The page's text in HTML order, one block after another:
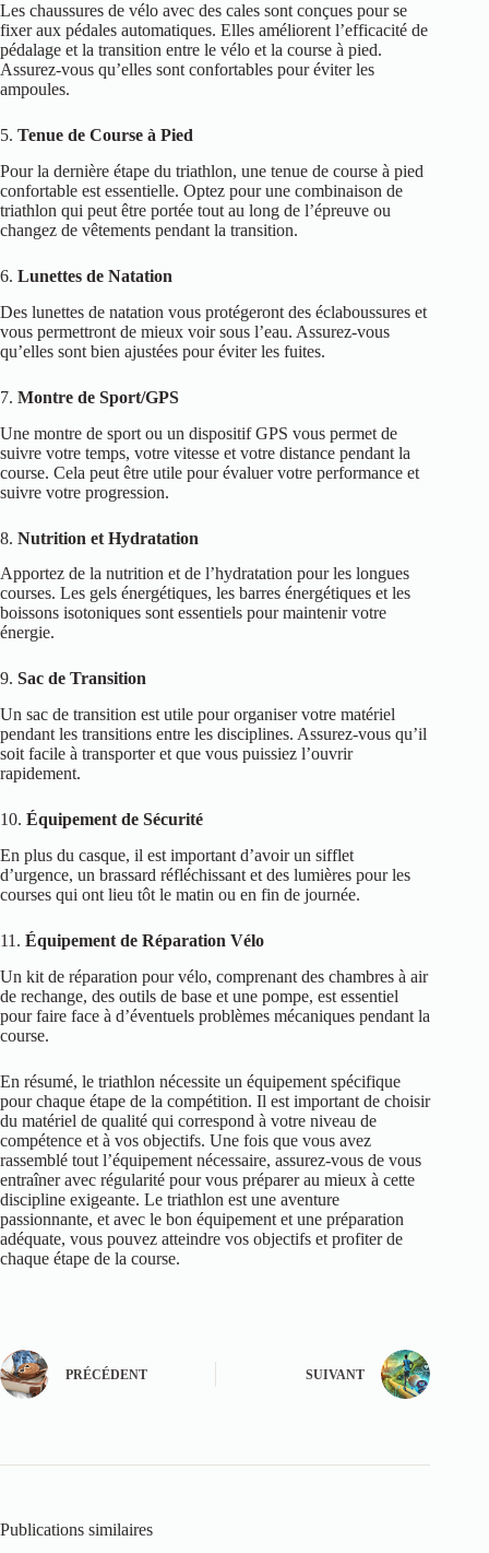
Les chaussures de vélo avec des cales sont conçues pour se
fixer aux pédales automatiques. Elles améliorent l’efficacité de
pédalage et la transition entre le vélo et la course à pied.
Assurez-vous qu’elles sont confortables pour éviter les
ampoules.
5. Tenue de Course à Pied
Pour la dernière étape du triathlon, une tenue de course à pied
confortable est essentielle. Optez pour une combinaison de
triathlon qui peut être portée tout au long de l’épreuve ou
changez de vêtements pendant la transition.
6. Lunettes de Natation
Des lunettes de natation vous protégeront des éclaboussures et
vous permettront de mieux voir sous l’eau. Assurez-vous
qu’elles sont bien ajustées pour éviter les fuites.
7. Montre de Sport/GPS
Une montre de sport ou un dispositif GPS vous permet de
suivre votre temps, votre vitesse et votre distance pendant la
course. Cela peut être utile pour évaluer votre performance et
suivre votre progression.
8. Nutrition et Hydratation
Apportez de la nutrition et de l’hydratation pour les longues
courses. Les gels énergétiques, les barres énergétiques et les
boissons isotoniques sont essentiels pour maintenir votre
énergie.
9. Sac de Transition
Un sac de transition est utile pour organiser votre matériel
pendant les transitions entre les disciplines. Assurez-vous qu’il
soit facile à transporter et que vous puissiez l’ouvrir
rapidement.
10. Équipement de Sécurité
En plus du casque, il est important d’avoir un sifflet
d’urgence, un brassard réfléchissant et des lumières pour les
courses qui ont lieu tôt le matin ou en fin de journée.
11. Équipement de Réparation Vélo
Un kit de réparation pour vélo, comprenant des chambres à air
de rechange, des outils de base et une pompe, est essentiel
pour faire face à d’éventuels problèmes mécaniques pendant la
course.
En résumé, le triathlon nécessite un équipement spécifique
pour chaque étape de la compétition. Il est important de choisir
du matériel de qualité qui correspond à votre niveau de
compétence et à vos objectifs. Une fois que vous avez
rassemblé tout l’équipement nécessaire, assurez-vous de vous
entraîner avec régularité pour vous préparer au mieux à cette
discipline exigeante. Le triathlon est une aventure
passionnante, et avec le bon équipement et une préparation
adéquate, vous pouvez atteindre vos objectifs et profiter de
chaque étape de la course.
PRÉCÉDENT SUIVANT
Publications similaires